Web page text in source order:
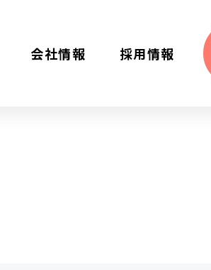
会社情報 採⽤情報